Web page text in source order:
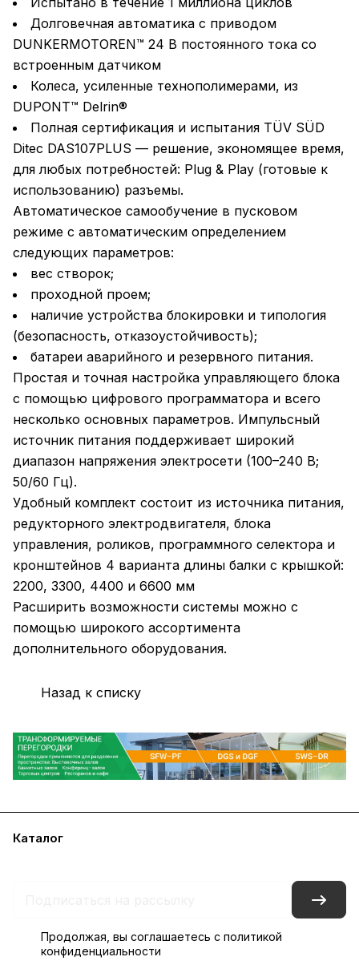
Долговечная автоматика с приводом
DUNKERMOTOREN™ 24 В постоянного тока со
встроенным датчиком
Колеса, усиленные технополимерами, из
DUPONT™ Delrin®
Полная сертификация и испытания TÜV SÜD
Ditec DAS107PLUS — решение, экономящее время,
для любых потребностей: Plug & Play (готовые к
использованию) разъемы.
Автоматическое самообучение в пусковом
режиме с автоматическим определением
следующих параметров:
вес створок;
проходной проем;
наличие устройства блокировки и типология
(безопасность, отказоустойчивость);
батареи аварийного и резервного питания.
Простая и точная настройка управляющего блока
с помощью цифрового программатора и всего
несколько основных параметров. Импульсный
источник питания поддерживает широкий
диапазон напряжения электросети (100–240 В;
50/60 Гц).
Удобный комплект состоит из источника питания,
редукторного электродвигателя, блока
управления, роликов, программного селектора и
кронштейнов 4 варианта длины балки с крышкой:
2200, 3300, 4400 и 6600 мм
Расширить возможности системы можно с
помощью широкого ассортимента
дополнительного оборудования.
Назад к списку
Каталог
Продолжая, вы соглашаетесь с политикой
конфиденциальности